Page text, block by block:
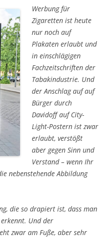
Werbung für
Zigaretten ist heute
nur noch auf
Plakaten erlaubt und
in einschlägigen
Fachzeitschriften der
Tabakindustrie. Und
der Anschlag auf auf
Bürger durch
Davidoff auf City-
Light-Postern ist zwar
erlaubt, verstößt
aber gegen Sinn und
Verstand – wenn Ihr
nebenstehende Abbildung
die so drapiert ist, dass man
Und der
zwar am Fuße, aber sehr